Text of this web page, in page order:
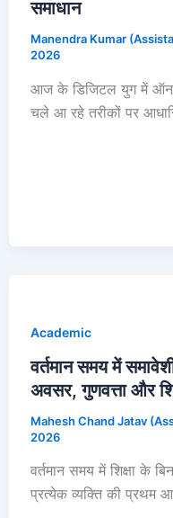
समाधान
Manendra Kumar
2026
आज के डिजिटल युग में
चले आ रहे तरीकों पर
Academic
वर्तमान समय में
अवसर, गुणवत्ता और
Mahesh Chand Jatav
2026
वर्तमान समय में शिक्षा के
प्रत्येक व्यक्ति की